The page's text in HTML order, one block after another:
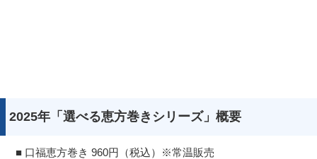
2025年「選べる恵方巻きシリーズ」概要
■ 口福恵方巻き 960円（税込）※常温販売